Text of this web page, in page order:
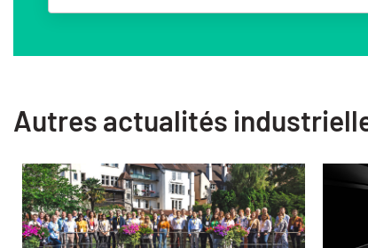
Autres actualités